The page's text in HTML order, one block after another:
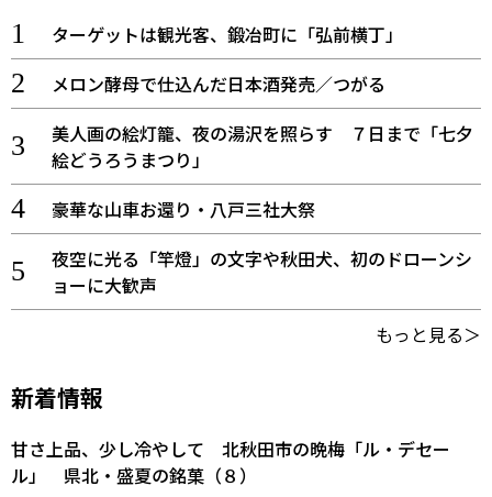
ターゲットは観光客、鍛冶町に「弘前横丁」
メロン酵母で仕込んだ日本酒発売／つがる
美人画の絵灯籠、夜の湯沢を照らす ７日まで「七夕
絵どうろうまつり」
豪華な山車お還り・八戸三社大祭
夜空に光る「竿燈」の文字や秋田犬、初のドローンシ
ョーに大歓声
もっと見る＞
新着情報
甘さ上品、少し冷やして 北秋田市の晩梅「ル・デセー
ル」 県北・盛夏の銘菓（８）